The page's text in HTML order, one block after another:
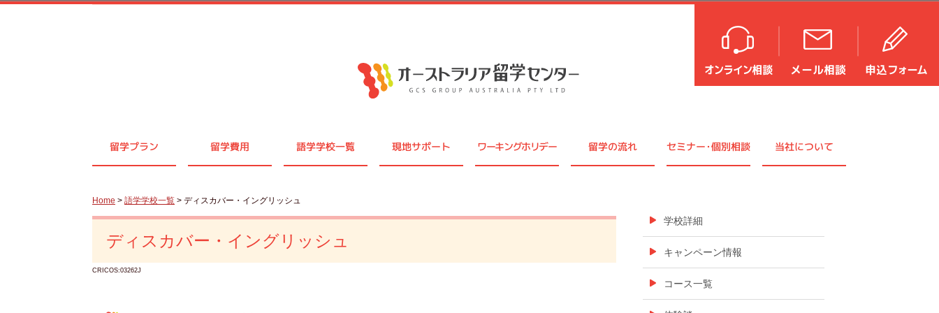
留学プラン 留学費用 語学学校一覧 現地サポート ワーキングホリデー 留学の流れ セミナー・個別相談 当社について
Home > 語学学校一覧 > ディスカバー・イングリッシュ
ディスカバー・イングリッシュ
CRICOS:03262J
学校詳細
キャンペーン情報
コース一覧